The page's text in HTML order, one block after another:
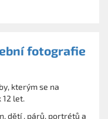
fotografie
kterým se na
12 let.
dětí , párů, portrétů a